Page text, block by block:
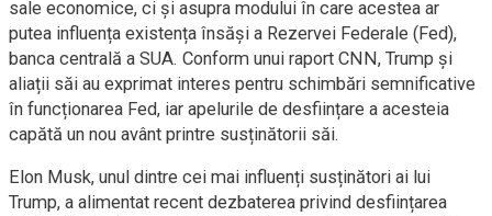
sale economice, ci și asupra modului în care acestea ar
putea influența existența însăși a Rezervei Federale (Fed),
banca centrală a SUA. Conform unui raport CNN, Trump și
aliații săi au exprimat interes pentru schimbări semnificative
în funcționarea Fed, iar apelurile de desființare a acesteia
capătă un nou avânt printre susținătorii săi.
Elon Musk, unul dintre cei mai influenți susținători ai lui
Trump, a alimentat recent dezbaterea privind desființarea